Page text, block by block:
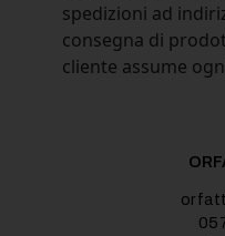
spedizioni ad
consegna di
cliente assume